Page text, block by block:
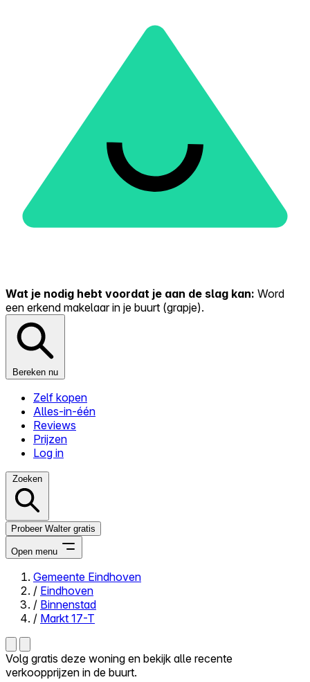
Wat je nodig hebt voordat je aan de slag kan: Word
een erkend makelaar in je buurt (grapje).
Bereken nu
Zelf kopen
Alles-in-één
Reviews
Prijzen
Log in
Zoeken
Probeer Walter gratis
Open menu
Close menu
Zelf kopen
Gemeente Eindhoven
/ Eindhoven
/ Binnenstad
/ Markt 17-T
Volg gratis deze woning en bekijk alle recente
verkoopprijzen in de buurt.